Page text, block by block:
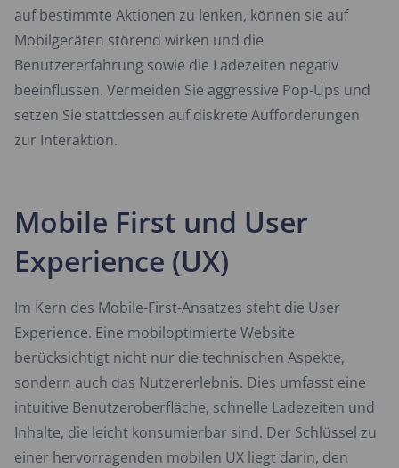
auf bestimmte Aktionen zu lenken, können sie auf
Mobilgeräten störend wirken und die
Benutzererfahrung sowie die Ladezeiten negativ
beeinflussen. Vermeiden Sie aggressive Pop-Ups und
setzen Sie stattdessen auf diskrete Aufforderungen
zur Interaktion.
Mobile First und User
Experience (UX)
Im Kern des Mobile-First-Ansatzes steht die User
Experience. Eine mobiloptimierte Website
berücksichtigt nicht nur die technischen Aspekte,
sondern auch das Nutzererlebnis. Dies umfasst eine
intuitive Benutzeroberfläche, schnelle Ladezeiten und
Inhalte, die leicht konsumierbar sind. Der Schlüssel zu
einer hervorragenden mobilen UX liegt darin, den